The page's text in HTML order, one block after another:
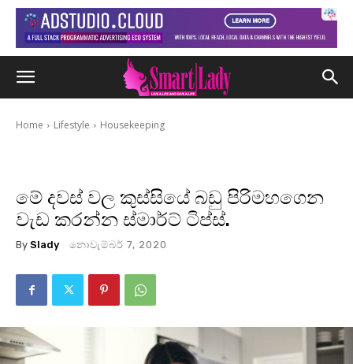
Home Lifestyle Housekeeping
මේ දවස් වල කුස්සියේ බඩු පිරිමහගෙන
වැඩ කරන්න ස්මාර්ට් ටිප්ස්.
By Slady නොවැම්බර් 7, 2020